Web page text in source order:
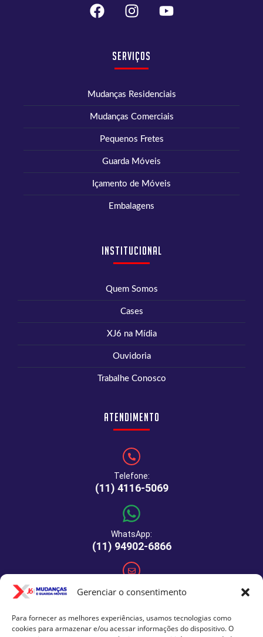
Gerenciar o consentimento
Para fornecer as melhores experiências, usamos tecnologias como
cookies para armazenar e/ou acessar informações do dispositivo. O
Serviços
Mudanças Residenciais
Mudanças Comerciais
Pequenos Fretes
Guarda Móveis
Içamento de Móveis
Embalagens
Institucional
Quem Somos
Cases
XJ6 na Mídia
Ouvidoria
Trabalhe Conosco
Atendimento
Telefone:
(11) 4116-5069
WhatsApp:
(11) 94902-6866
E-mail: